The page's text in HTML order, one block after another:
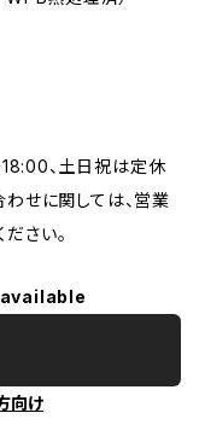
18:00、土日祝は定休
わせに関しては、営業
さい。
向け